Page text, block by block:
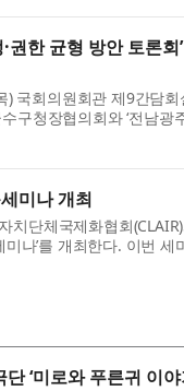
권한 균형 방안 토론
국회의원회관 제9간담회
구청장협의회와 ‘전남
미나 개최
치단체국제화협회
나’를 개최한다. 이번
‘미로와 푸른귀 이야